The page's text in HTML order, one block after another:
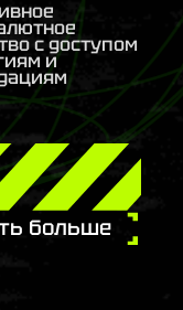
с доступом
и
больше